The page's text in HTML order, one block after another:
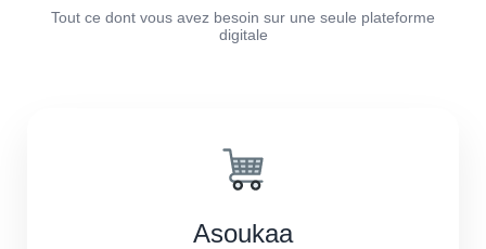
Tout ce dont vous avez besoin sur une seule plateforme
digitale
Asoukaa